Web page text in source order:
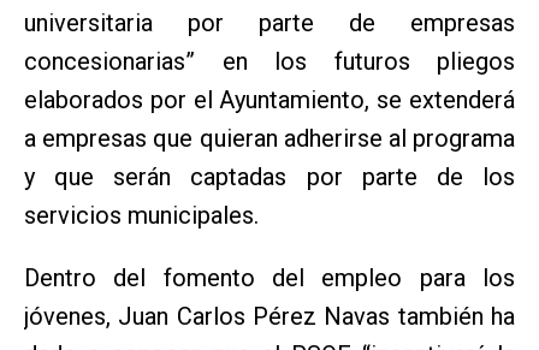
universitaria por parte de empresas
concesionarias” en los futuros pliegos
elaborados por el Ayuntamiento, se extenderá
a empresas que quieran adherirse al programa
y que serán captadas por parte de los
servicios municipales.
Dentro del fomento del empleo para los
jóvenes, Juan Carlos Pérez Navas también ha